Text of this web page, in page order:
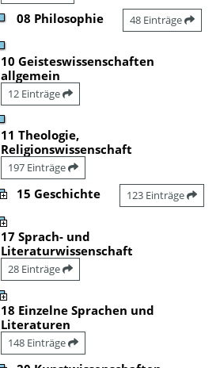
08 Philosophie 48 Einträge
10 Geisteswissenschaften
allgemein
12 Einträge
11 Theologie,
Religionswissenschaft
197 Einträge
15 Geschichte 123 Einträge
17 Sprach- und
Literaturwissenschaft
28 Einträge
18 Einzelne Sprachen und
Literaturen
148 Einträge